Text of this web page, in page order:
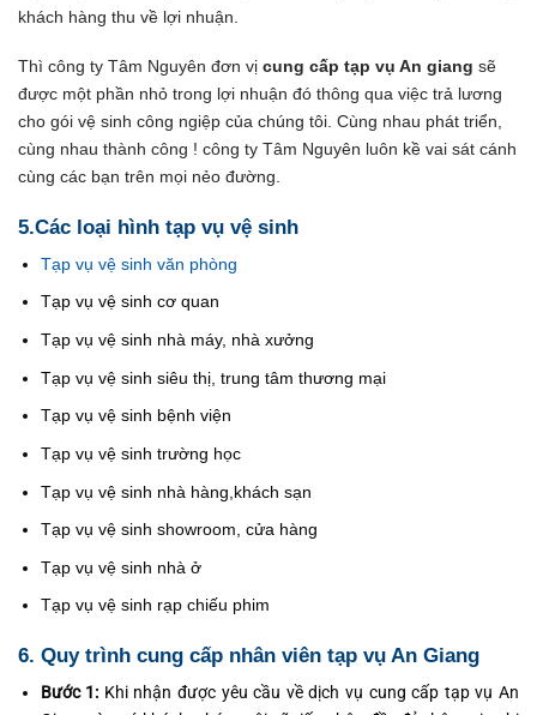
khách hàng thu về lợi nhuận.
Thì công ty Tâm Nguyên đơn vị cung cấp tạp vụ An giang sẽ
được một phần nhỏ trong lợi nhuận đó thông qua việc trả lương
cho gói vệ sinh công ngiệp của chúng tôi. Cùng nhau phát triển,
cùng nhau thành công ! công ty Tâm Nguyên luôn kề vai sát cánh
cùng các bạn trên mọi nẻo đường.
5.Các loại hình tạp vụ vệ sinh
Tạp vụ vệ sinh văn phòng
Tạp vụ vệ sinh cơ quan
Tạp vụ vệ sinh nhà máy, nhà xưởng
Tạp vụ vệ sinh siêu thị, trung tâm thương mại
Tạp vụ vệ sinh bệnh viện
Tạp vụ vệ sinh trường học
Tạp vụ vệ sinh nhà hàng,khách sạn
Tạp vụ vệ sinh showroom, cửa hàng
Tạp vụ vệ sinh nhà ở
Tạp vụ vệ sinh rạp chiếu phim
6. Quy trình cung cấp nhân viên tạp vụ An Giang
Bước 1: Khi nhận được yêu cầu về dịch vụ cung cấp tạp vụ An